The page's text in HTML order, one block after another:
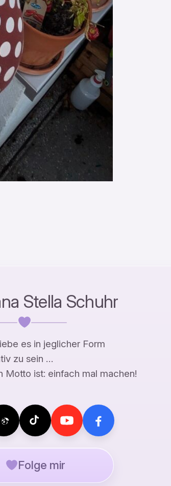
Stella Schuhr
es in jeglicher Form
zu sein …
Motto ist: einfach mal machen!
Folge mir